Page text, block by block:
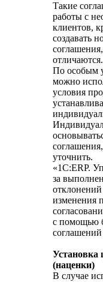
Такие
работы с
клиентов,
создавать
отличаются.
По особым
можно
условия
уточнить.
«1С:ERP.
за
изменения
с помощью
Установка
(наценки)
В случае